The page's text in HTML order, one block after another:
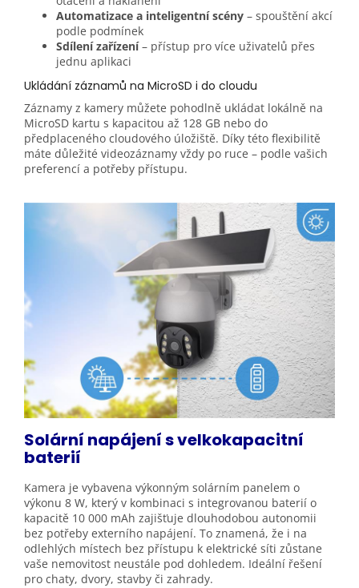
Automatizace a inteligentní scény – spouštění akcí
podle podmínek
Sdílení zařízení – přístup pro více uživatelů přes
jednu aplikaci
Ukládání záznamů na MicroSD i do cloudu
Záznamy z kamery můžete pohodlně ukládat lokálně na
MicroSD kartu s kapacitou až 128 GB nebo do
předplaceného cloudového úložiště. Díky této flexibilitě
máte důležité videozáznamy vždy po ruce – podle vašich
preferencí a potřeby přístupu.
Solární napájení s velkokapacitní
baterií
Kamera je vybavena výkonným solárním panelem o
výkonu 8 W, který v kombinaci s integrovanou baterií o
kapacitě 10 000 mAh zajišťuje dlouhodobou autonomii
bez potřeby externího napájení. To znamená, že i na
odlehlých místech bez přístupu k elektrické síti zůstane
vaše nemovitost neustále pod dohledem. Ideální řešení
pro chaty, dvory, stavby či zahrady.